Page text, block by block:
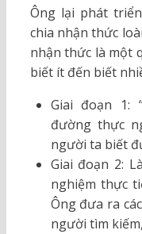
Ông lại phát
chia nhận thức
nhận thức là một
biết ít đến biết
Giai đoạn 1:
đường thực
người ta biết
Giai đoạn 2:
nghiệm thực
Ông đưa ra
người tìm